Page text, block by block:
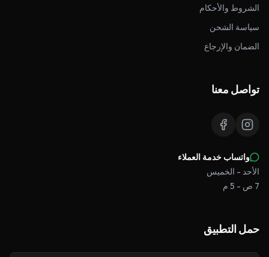
الشروط والأحكام
سياسة الشحن
الضمان والإرجاع
تواصل معنا
واتساب خدمة العملاء
الأحد - الخميس
7 ص - 5 م
حمل التطبيق